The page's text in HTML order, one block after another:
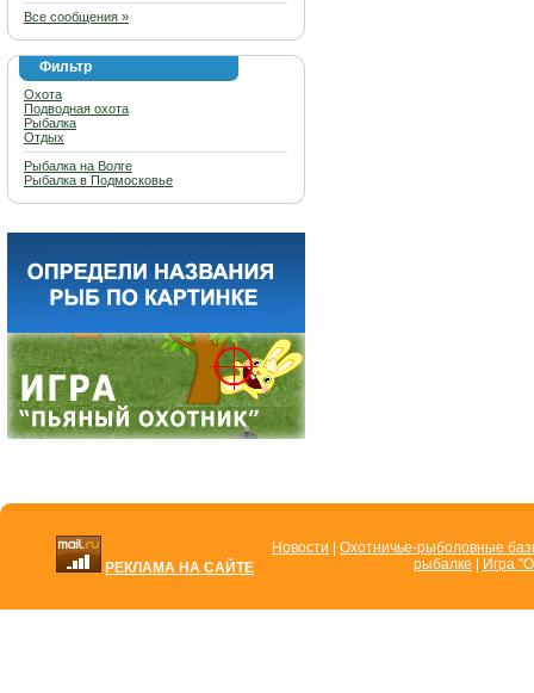
Все сообщения »
Фильтр
Охота
Подводная охота
Рыбалка
Отдых
Рыбалка на Волге
Рыбалка в Подмосковье
РЕКЛАМА НА САЙТЕ
Новости
Охотничье-рыболовные
рыбалке
Игра